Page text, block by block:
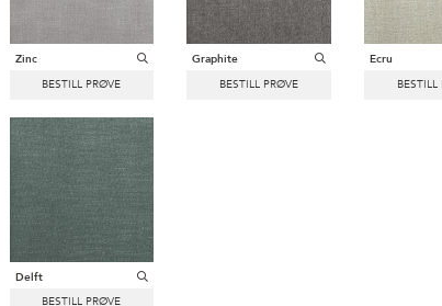
Zinc Graphite Ecru
Delft